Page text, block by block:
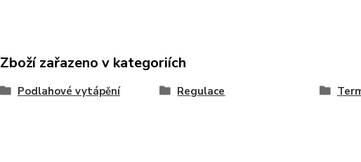
Zboží zařazeno v kategoriích
Podlahové vytápění Regulace